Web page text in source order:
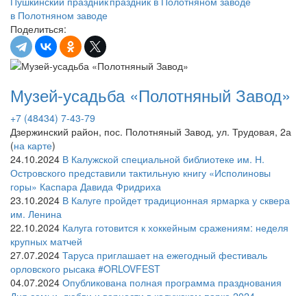
Поделиться:
Музей-усадьба «Полотняный Завод»
+7 (48434) 7-43-79
Дзержинский район, пос. Полотняный Завод, ул. Трудовая, 2а
(на карте)
24.10.2024 В Калужской специальной библиотеке им. Н.
Островского представили тактильную книгу «Исполиновы
горы» Каспара Давида Фридриха
23.10.2024 В Калуге пройдет традиционная ярмарка у сквера
им. Ленина
22.10.2024 Калуга готовится к хоккейным сражениям: неделя
крупных матчей
27.07.2024 Таруса приглашает на ежегодный фестиваль
орловского рысака #ORLOVFEST
04.07.2024 Опубликована полная программа празднования